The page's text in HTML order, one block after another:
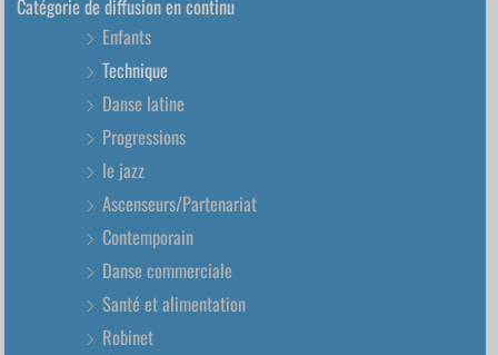
Catégorie de diffusion en continu
Enfants
Technique
Danse latine
Progressions
le jazz
Ascenseurs/Partenariat
Contemporain
Danse commerciale
Santé et alimentation
Robinet